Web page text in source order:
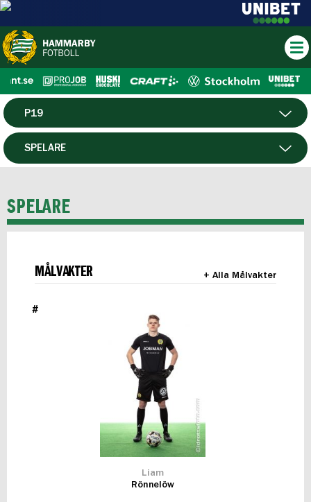
HERR
HTFF
P19
SPELARE
SPELARE
MÅLVAKTER + Alla Målvakter
#
Liam
Rönnelöw